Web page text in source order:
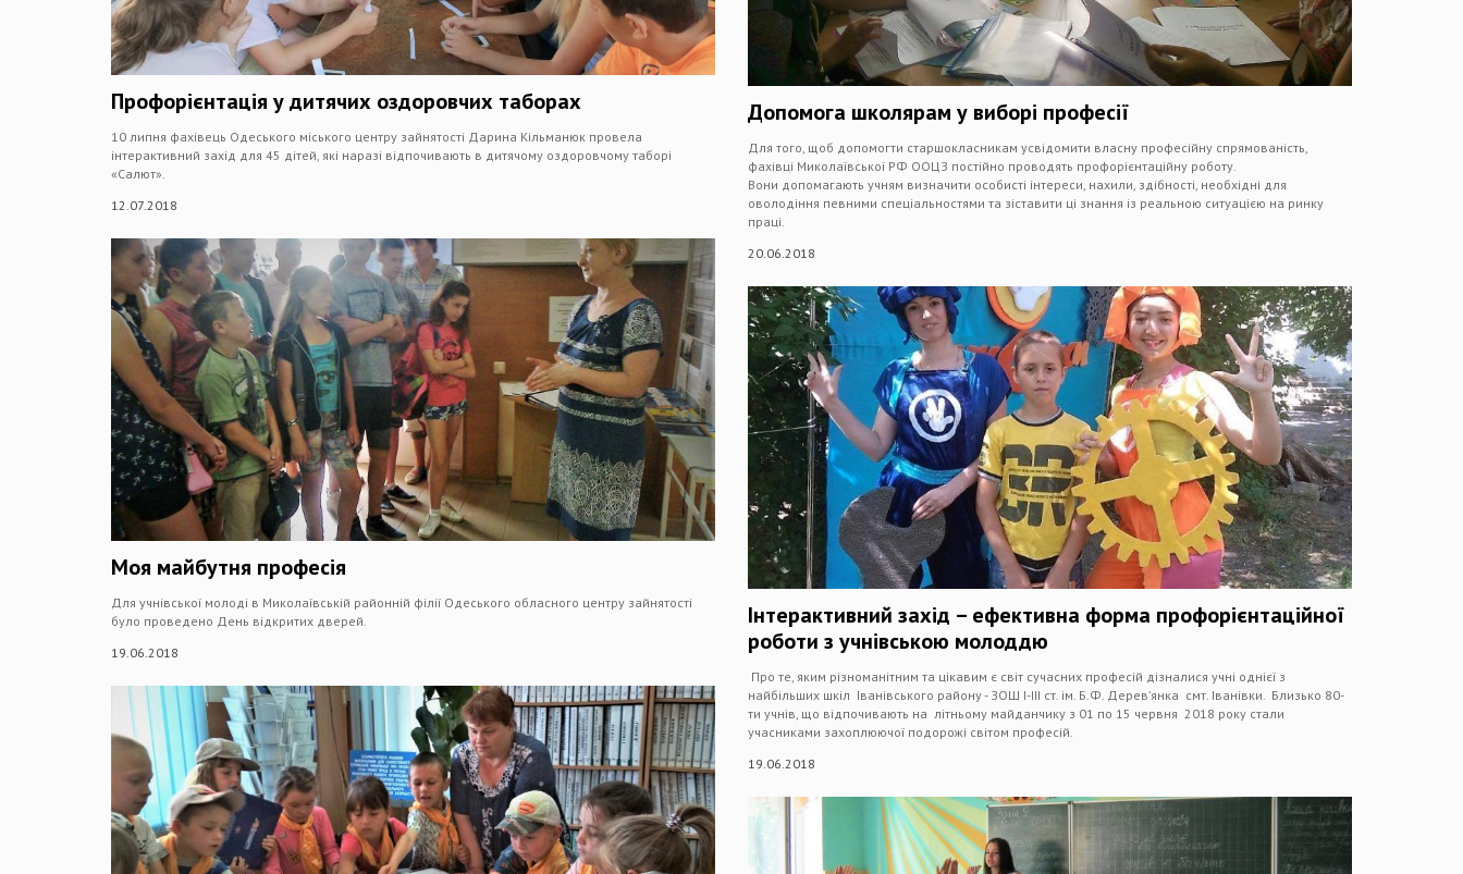
Профорієнтація у дитячих оздоровчих таборах
10 липня фахівець Одеського міського центру зайнятості Дарина Кільманюк провела
інтерактивний захід для 45 дітей, які наразі відпочивають в дитячому оздоровчому таборі
«Салют».
12.07.2018
Моя майбутня професія
Для учнівської молоді в Миколаївській районній філії Одеського обласного центру зайнятості
було проведено День відкритих дверей.
19.06.2018
Допомога школярам у виборі професії
Для того, щоб допомогти старшокласникам усвідомити власну професійну спрямованість,
фахівці Миколаївської РФ ООЦЗ постійно проводять профорієнтаційну роботу.
Вони допомагають учням визначити особисті інтереси, нахили, здібності, необхідні для
оволодіння певними спеціальностями та зіставити ці знання із реальною ситуацією на ринку
праці.
20.06.2018
Інтерактивний захід – ефективна форма профорієнтаційної
роботи з учнівською молоддю
Про те, яким різноманітним та цікавим є світ сучасних професій дізналися учні однієї з
найбільших шкіл Іванівського району - ЗОШ І-ІІІ ст. ім. Б.Ф. Дерев’янка смт. Іванівки. Близько 80-
ти учнів, що відпочивають на літньому майданчику з 01 по 15 червня 2018 року стали
учасниками захоплюючої подорожі світом професій.
19.06.2018